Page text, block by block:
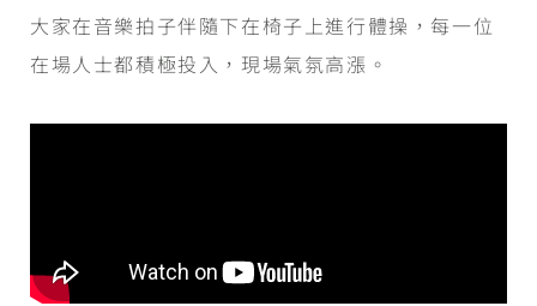
大家在音樂拍子伴隨下在椅子上進行體操，每一位
在場人士都積極投入，現場氣氛高漲。